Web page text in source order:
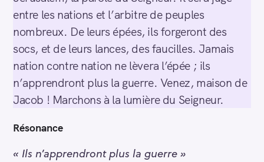
entre les nations et l’arbitre de peuples
nombreux. De leurs épées, ils forgeront des
socs, et de leurs lances, des faucilles. Jamais
nation contre nation ne lèvera l’épée ; ils
n’apprendront plus la guerre. Venez, maison de
Jacob ! Marchons à la lumière du Seigneur.
Résonance
« Ils n’apprendront plus la guerre »